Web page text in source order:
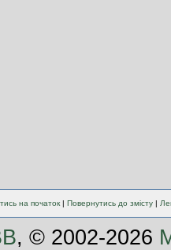
на початок| Повернутись до змісту|
, © 2002-2026